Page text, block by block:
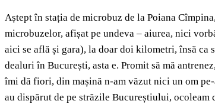
Aștept în stația de microbuz de la Poiana
microbuzelor, afișat pe undeva – aiurea, nici
aici se află și gara), la doar doi kilometri, însă ca
dealuri în București, asta e. Promit să mă
îmi dă fiori, din mașină n-am văzut nici un om
au dispărut de pe străzile Bucureștiului,